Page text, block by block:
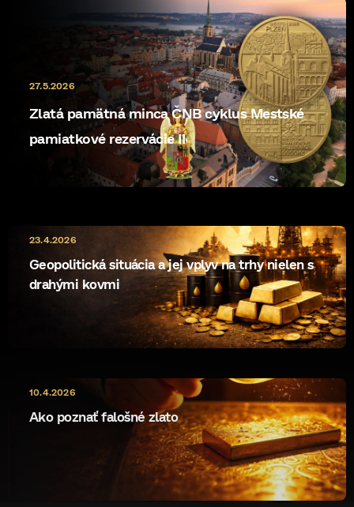
Zlatá pamätná minca ČNB cyklus Mestské
pamiatkové rezervácie II
27.5.2026
Geopolitická situácia a jej vplyv na trhy nielen s
drahými kovmi
23.4.2026
Ako poznať falošné zlato
10.4.2026